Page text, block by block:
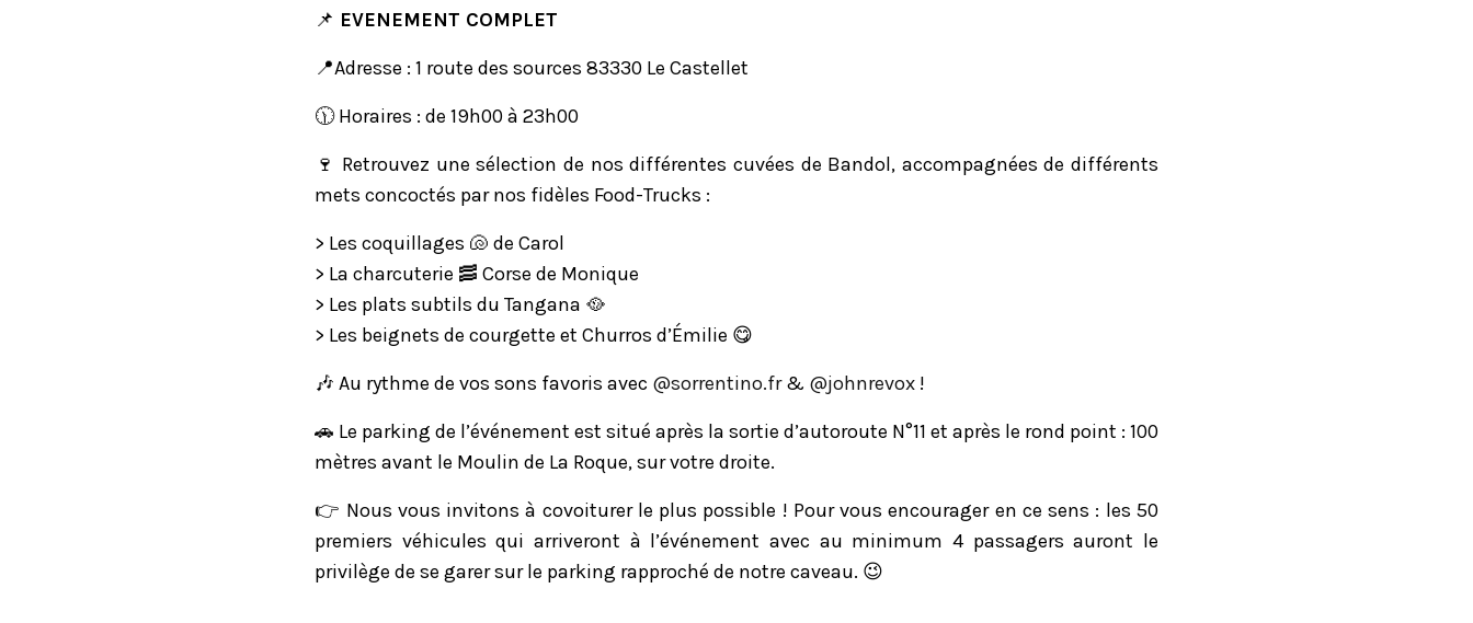
📌 EVENEMENT COMPLET
📍Adresse : 1 route des sources 83330 Le Castellet
🕦 Horaires : de 19h00 à 23h00
🍷 Retrouvez une sélection de nos différentes cuvées de Bandol, accompagnées de différents
mets concoctés par nos fidèles Food-Trucks :
> Les coquillages 🐚 de Carol
> La charcuterie 🥓 Corse de Monique
> Les plats subtils du Tangana 🥘
> Les beignets de courgette et Churros d’Émilie 😋
🎶 Au rythme de vos sons favoris avec @sorrentino.fr& @johnrevox !
🚗 Le parking de l’événement est situé après la sortie d’autoroute N°11 et après le rond point : 100
mètres avant le Moulin de La Roque, sur votre droite.
👉 Nous vous invitons à covoiturer le plus possible ! Pour vous encourager en ce sens : les 50
premiers véhicules qui arriveront à l’événement avec au minimum 4 passagers auront le
privilège de se garer sur le parking rapproché de notre caveau. 😉